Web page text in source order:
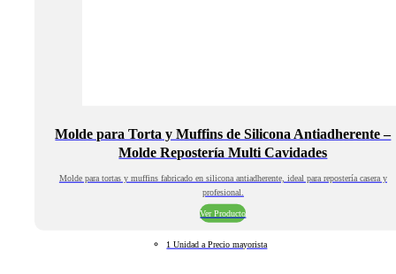
Molde para Torta y Muffins de Silicona Antiadherente –
Molde Repostería Multi Cavidades
Molde para tortas y muffins fabricado en silicona antiadherente, ideal para repostería casera y
profesional.
Ver Producto
1 Unidad a Precio mayorista